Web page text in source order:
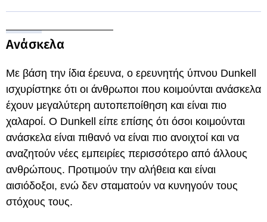
Ανάσκελα
Με βάση την ίδια έρευνα, ο ερευνητής ύπνου Dunkell
ισχυρίστηκε ότι οι άνθρωποι που κοιμούνται ανάσκελα
έχουν μεγαλύτερη αυτοπεποίθηση και είναι πιο
χαλαροί. Ο Dunkell είπε επίσης ότι όσοι κοιμούνται
ανάσκελα είναι πιθανό να είναι πιο ανοιχτοί και να
αναζητούν νέες εμπειρίες περισσότερο από άλλους
ανθρώπους. Προτιμούν την αλήθεια και είναι
αισιόδοξοι, ενώ δεν σταματούν να κυνηγούν τους
στόχους τους.